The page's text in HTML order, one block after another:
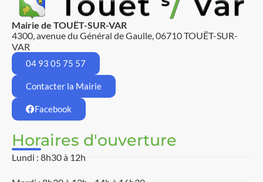
Mairie de TOUËT-SUR-VAR
4300, avenue du Général de Gaulle, 06710 TOUËT-SUR-
VAR
04 93 05 75 57
Contacter la Mairie
Facebook
Horaires d'ouverture
Lundi : 8h30 à 12h